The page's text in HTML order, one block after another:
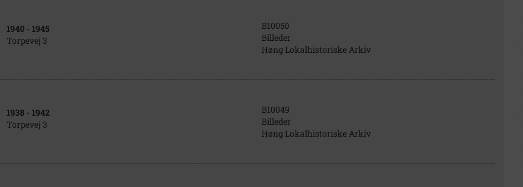
1940 - 1945
Torpevej 3
B10050
Billeder
Høng Lokalhistoriske Arkiv
1938 - 1942
Torpevej 3
B10049
Billeder
Høng Lokalhistoriske Arkiv